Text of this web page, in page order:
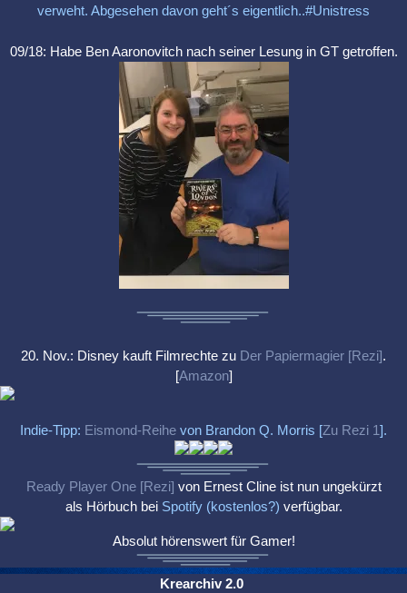
verweht. Abgesehen davon geht´s eigentlich..#Unistress
09/18: Habe Ben Aaronovitch nach seiner Lesung in GT getroffen.
20. Nov.: Disney kauft Filmrechte zu Der Papiermagier [Rezi].
[Amazon]
Indie-Tipp: Eismond-Reihe von Brandon Q. Morris [Zu Rezi 1].
Ready Player One [Rezi] von Ernest Cline ist nun ungekürzt
als Hörbuch bei Spotify (kostenlos?) verfügbar.
Absolut hörenswert für Gamer!
Krearchiv 2.0